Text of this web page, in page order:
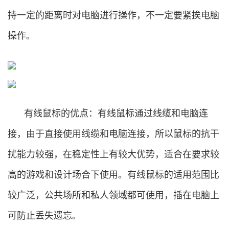
持一定的距离时对电脑进行操作，不一定要紧挨电脑
操作。
有线鼠标的优点：有线鼠标通过线缆和电脑连
接，由于直接使用线缆和电脑连接，所以鼠标的抗干
扰能力较强，在稳定性上有较大优势，适合在要求较
高的游戏和设计场合下使用。有线鼠标的适用范围比
较广泛，公共场所和私人领域都可使用，插在电脑上
可防止丢失遗忘。